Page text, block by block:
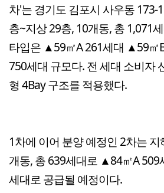
차'는 경기도 김포시 사우동 173-
층~지상 29층, 10개동, 총 1,071
타입은 ▲59㎡A 261세대 ▲59㎡
750세대 규모다. 전 세대 소비자
형 4Bay 구조를 적용했다.
1차에 이어 분양 예정인 2차는
개동, 총 639세대로 ▲84㎡A
세대로 공급될 예정이다.